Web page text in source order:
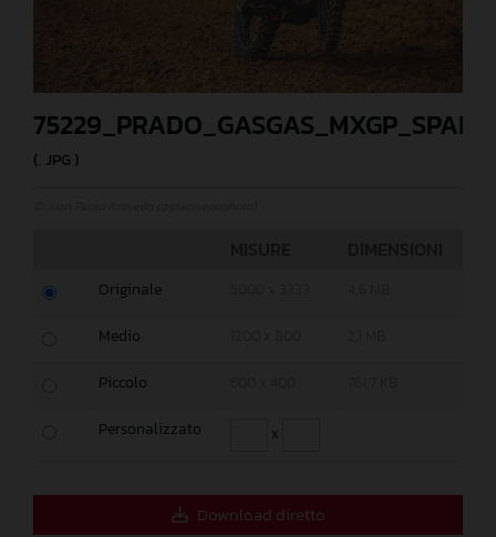
(. JPG )
Originale
Medio
Piccolo
Personalizzato x
Download diretto